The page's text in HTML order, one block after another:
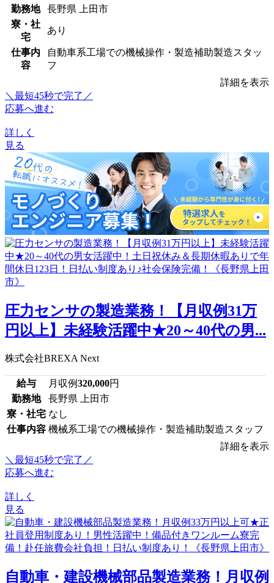
勤務地
長野県 上田市
寮・社
宅
あり
仕事内
容
自動車系工場での機械操作・製造補助製造スタッ
フ
詳細を表示
＼最短45秒で完了／
応募へ進む
詳しく
見る
圧力センサの製造業務！【月収例31万
円以上】未経験活躍中★20～40代の男...
株式会社BREXA Next
給与 月収例320,000円
勤務地
長野県 上田市
寮・社宅 なし
仕事内容 機械系工場での機械操作・製造補助製造スタッフ
詳細を表示
＼最短45秒で完了／
応募へ進む
詳しく
見る
自動車・建設機械部品製造業務！月収例